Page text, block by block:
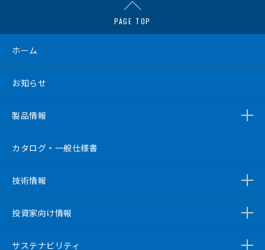
PAGE TOP
ホーム
お知らせ
製品情報
カタログ・一般仕様書
技術情報
投資家向け情報
サステナビリティ